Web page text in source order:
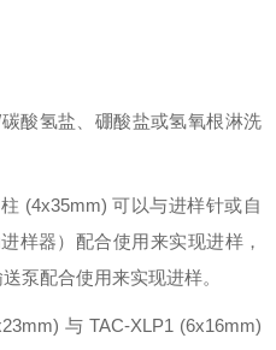
酸氢盐、硼酸盐或氢氧根淋洗
(4x35mm) 可以与进样针或自
样器）配合使用来实现进样，
泵配合使用来实现进样。
与 TAC-XLP1 (6x16mm)